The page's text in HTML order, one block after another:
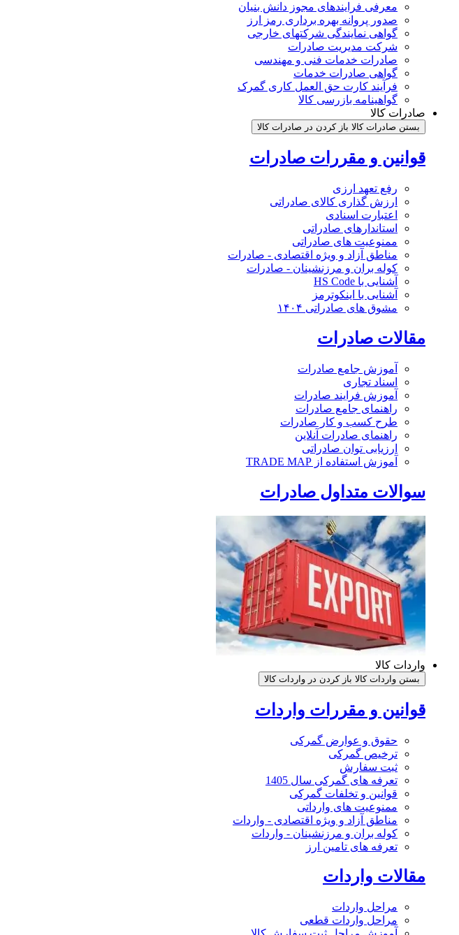
معرفی فرایندهای مجوز دانش بنیان
صدور پروانه بهره برداری رمز ارز
گواهی نمایندگی شرکتهای خارجی
شرکت مدیریت صادرات
صادرات خدمات فنی و مهندسی
گواهی صادرات خدمات
فرآیند کارت حق العمل کاری گمرک
گواهینامه بازرسی کالا
صادرات کالا
بستن صادرات کالا باز کردن در صادرات کالا
قوانین و مقررات صادرات
رفع تعهد ارزی
ارزش گذاری کالای صادراتی
اعتبارت اسنادی
استاندارهای صادراتی
ممنوعیت های صادراتی
مناطق آزاد و ویژه اقتصادی - صادرات
کوله بران و مرزنشینان - صادرات
آشنایی با HS Code
آشنایی با اینکوترمز
مشوق های صادراتی ۱۴۰۴
مقالات صادرات
آموزش جامع صادرات
اسناد تجاری
آموزش فرایند صادرات
راهنمای جامع صادرات
طرح کسب و کار صادرات
راهنمای صادرات آنلاین
ارزیابی توان صادراتی
آموزش استفاده از TRADE MAP
سوالات متداول صادرات
واردات کالا
بستن واردات کالا باز کردن در واردات کالا
قوانین و مقررات واردات
حقوق و عوارض گمرکی
ترخیص گمرکی
ثبت سفارش
تعرفه های گمرکی سال 1405
قوانین و تخلفات گمرکی
ممنوعیت های وارداتی
مناطق آزاد و ویژه اقتصادی - واردات
کوله بران و مرزنشینان - واردات
تعرفه های تامین ارز
مقالات واردات
مراحل واردات
مراحل واردات قطعی